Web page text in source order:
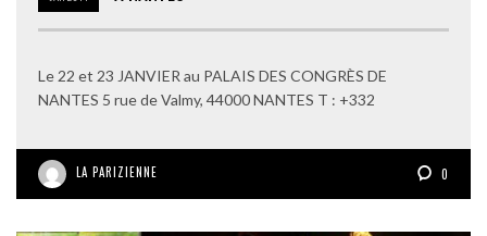
Le 22 et 23 JANVIER au PALAIS DES CONGRÈS DE
NANTES 5 rue de Valmy, 44000 NANTES T : +332
LA PARIZIENNE 0